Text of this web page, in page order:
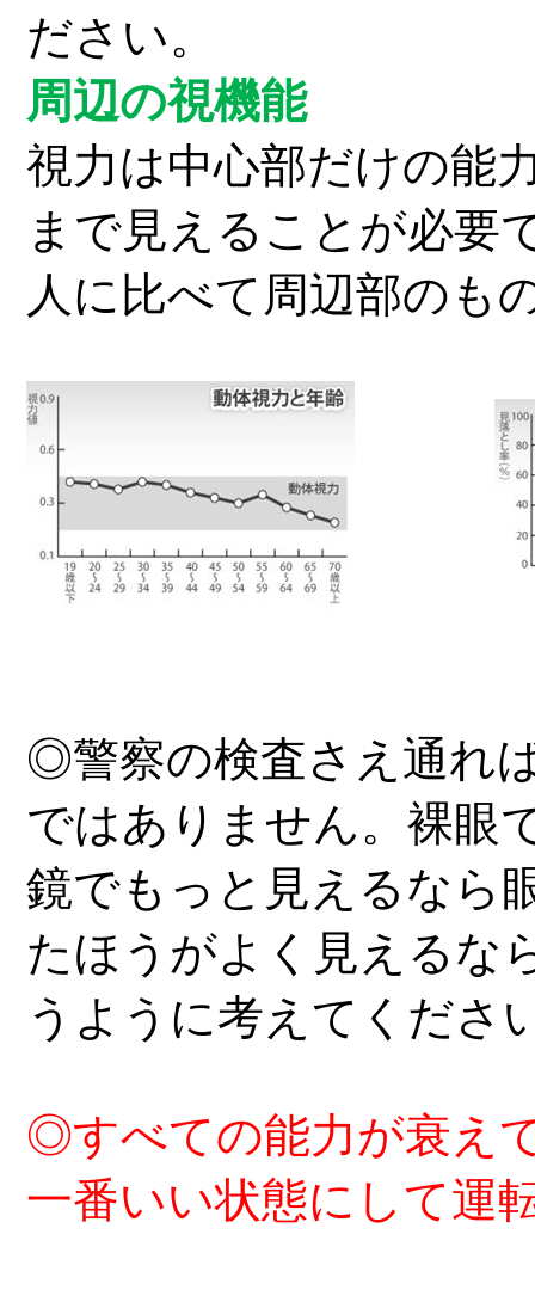
ださい。
周辺の視機能
視力は中心部だけの能
まで見えることが必要
人に比べて周辺部のも
◎警察の検査さえ通れ
ではありません。裸眼
鏡でもっ と見えるなら
たほう がよく見えるな
うように考えてく ださ
◎すべての能力が衰え
一番いい状態にして